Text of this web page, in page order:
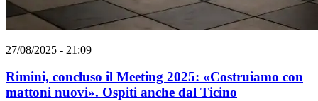
27/08/2025 - 21:09
Rimini, concluso il Meeting 2025: «Costruiamo con
mattoni nuovi». Ospiti anche dal Ticino